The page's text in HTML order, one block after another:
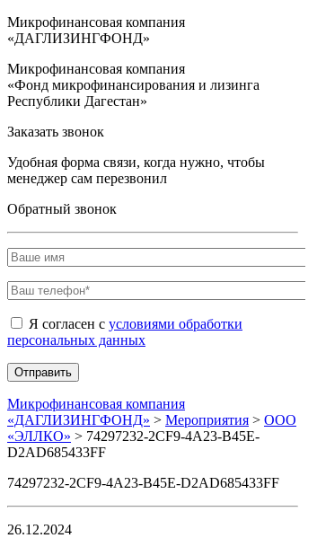
Микрофинансовая компания
«ДАГЛИЗИНГФОНД»
Микрофинансовая компания
«Фонд микрофинансирования и лизинга
Республики Дагестан»
Заказать звонок
Удобная форма связи, когда нужно, чтобы
менеджер сам перезвонил
Обратный звонок
Я согласен с условиями обработки
персональных данных
Микрофинансовая компания
«ДАГЛИЗИНГФОНД» > Мероприятия > ООО
«ЭЛЛКО» > 74297232-2CF9-4A23-B45E-
D2AD685433FF
74297232-2CF9-4A23-B45E-D2AD685433FF
26.12.2024